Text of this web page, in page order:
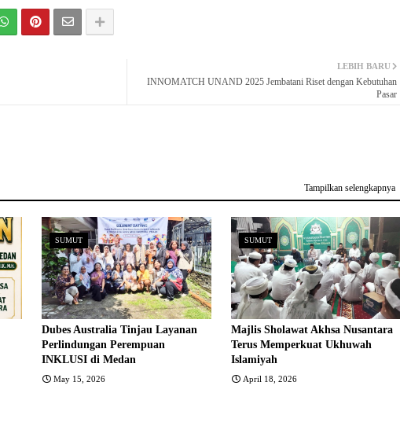
LEBIH BARU
INNOMATCH UNAND 2025 Jembatani Riset dengan Kebutuhan
Pasar
Tampilkan selengkapnya
SUMUT
Dubes Australia Tinjau Layanan
Perlindungan Perempuan
INKLUSI di Medan
May 15, 2026
SUMUT
Majlis Sholawat Akhsa Nusantara
Terus Memperkuat Ukhuwah
Islamiyah
April 18, 2026